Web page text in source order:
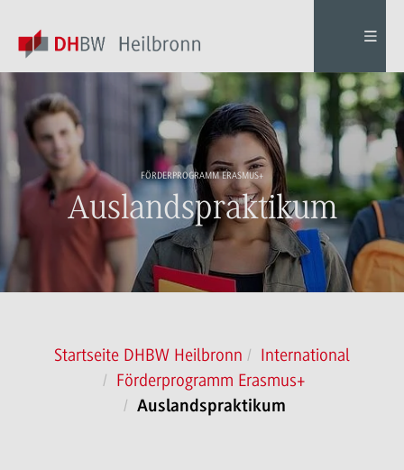
FÖRDERPROGRAMM ERASMUS+
Auslandspraktikum
Startseite DHBW Heilbronn
International
Förderprogramm Erasmus+
Auslandspraktikum